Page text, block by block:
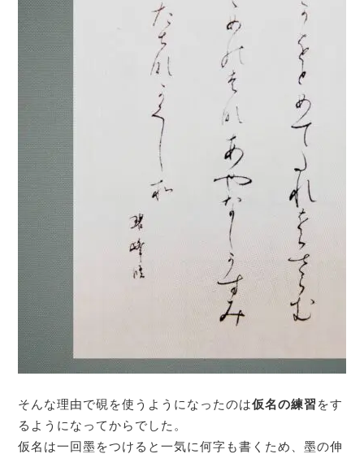
そんな理由で硯を使うようになったのは仮名の練習 をす
るようになってからでした。
仮名は一回墨をつけると一気に何字も書くため、墨の伸